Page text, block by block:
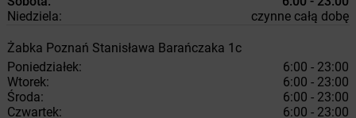
Niedziela:
czynne całą dobę
Żabka Poznań Stanisława Barańczaka 1c
Poniedziałek:
6:00 - 23:00
Wtorek:
6:00 - 23:00
Środa:
6:00 - 23:00
Czwartek:
6:00 - 23:00